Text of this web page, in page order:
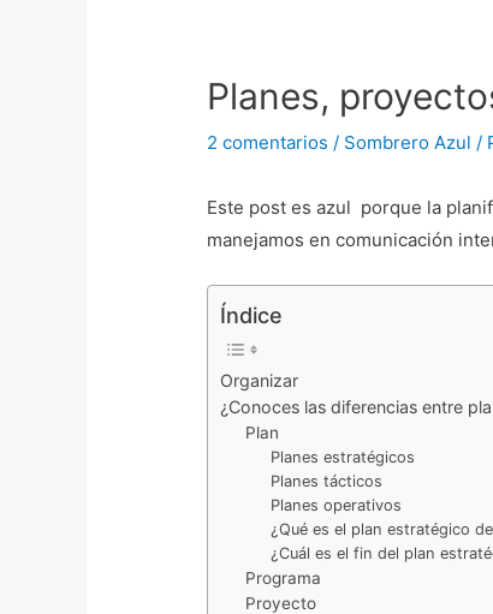
Planes,
2 comentarios / Sombrero Azul /
Este post es azul porque la
manejamos en comunicación
Índice
Organizar
¿Conoces las diferencias entre
Plan
Planes estratégicos
Planes tácticos
Planes operativos
¿Qué es el plan estratégico
¿Cuál es el fin del plan
Programa
Proyecto